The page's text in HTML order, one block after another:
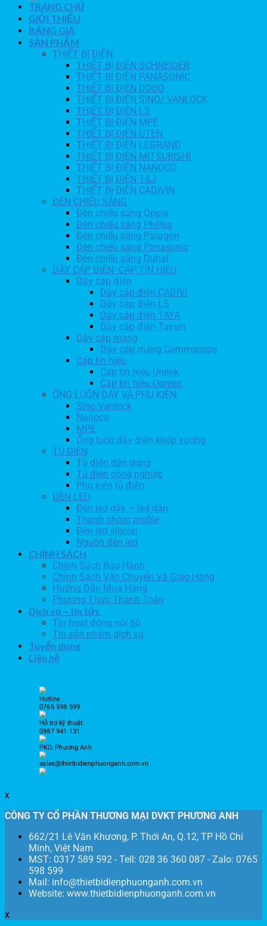
TRANG CHỦ
GIỚI THIỆU
BẢNG GIÁ
SẢN PHẨM
THIẾT BỊ ĐIỆN
THIẾT BỊ ĐIỆN SCHNEIDER
THIẾT BỊ ĐIỆN PANASONIC
THIẾT BỊ ĐIỆN DOBO
THIẾT BỊ ĐIỆN SINO/ VANLOCK
THIẾT BỊ ĐIỆN LS
THIẾT BỊ ĐIỆN MPE
THIẾT BỊ ĐIỆN UTEN
THIẾT BỊ ĐIỆN LEGRAND
THIẾT BỊ ĐIỆN MITSUBISHI
THIẾT BỊ ĐIỆN NANOCO
THIẾT BỊ ĐIỆN T&J
THIẾT BỊ ĐIỆN CADIVIN
ĐÈN CHIẾU SÁNG
Đèn chiếu sáng Opple
Đèn chiếu sáng Philips
Đèn chiếu sáng Paragon
Đèn chiếu sáng Panasonic
Đèn chiếu sáng Duhal
DÂY CÁP ĐIỆN- CÁP TÍN HIỆU
Dây cáp điện
Dây cáp điện CADIVI
Dây cáp điện LS
Dây cáp điện TAYA
Dây cáp điện Taysin
Dây cáp mạng
Dây cáp mạng Commscope
Cáp tín hiệu
Cáp tín hiệu Unitek
Cáp tín hiệu Ugreen
ỐNG LUỒN DÂY VÀ PHỤ KIỆN
Sino Vanlock
Nanoco
MPE
Ống luồn dây điện khớp xương
TỦ ĐIỆN
Tủ điện dân dụng
Tủ điện công nghiệp
Phụ kiện tủ điện
ĐÈN LED
Đèn led dây – led dán
Thanh nhôm profile
Đèn led silicon
Nguồn đèn led
CHÍNH SÁCH
Chính Sách Bảo Hành
Chính Sách Vận Chuyển Và Giao Hàng
Hướng Dẫn Mua Hàng
Phương Thức Thanh Toán
Dịch vụ – tin tức
Tin hoạt động nội bộ
Tin sản phẩm dịch vụ
Tuyển dụng
Liên hệ
Hotline :
0765 598 599
Hỗ trợ kỹ thuật:
0987 941 131
PKD. Phương Anh
sales@thietbidienphuonganh.com.vn
x
CÔNG TY CỔ PHẦN THƯƠNG MẠI DVKT PHƯƠNG ANH
662/21 Lê Văn Khương, P. Thới An, Q.12, TP Hồ Chí
Minh, Việt Nam
MST: 0317 589 592 - Tell: 028 36 360 087 - Zalo: 0765
598 599
Mail: info@thietbidienphuonganh.com.vn
Website: www.thietbidienphuonganh.com.vn
x